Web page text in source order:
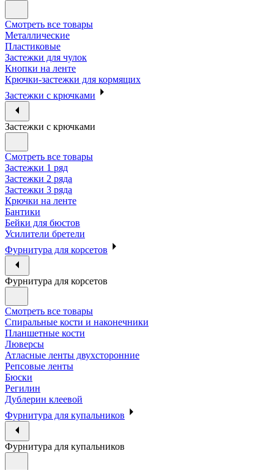
Смотреть все товары
Металлические
Пластиковые
Застежки для чулок
Кнопки на ленте
Крючки-застежки для кормящих
Застежки с крючками
Застежки с крючками
Смотреть все товары
Застежки 1 ряд
Застежки 2 ряда
Застежки 3 ряда
Крючки на ленте
Бантики
Бейки для бюстов
Усилители бретели
Фурнитура для корсетов
Фурнитура для корсетов
Смотреть все товары
Спиральные кости и наконечники
Планшетные кости
Люверсы
Атласные ленты двухсторонние
Репсовые ленты
Бюски
Регилин
Дублерин клеевой
Фурнитура для купальников
Фурнитура для купальников